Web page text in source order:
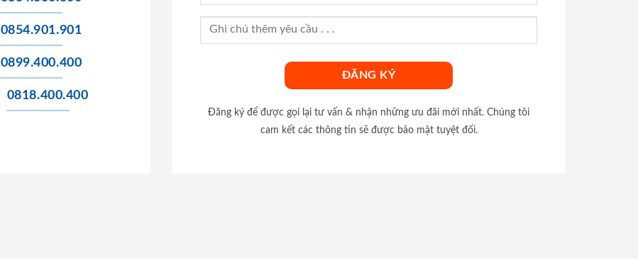
0854.901.901
0899.400.400
0818.400.400
Đăng ký để được gọi lại tư vấn & nhận những ưu đãi mới nhất. Chúng tôi
cam kết các thông tin sẽ được bảo mật tuyệt đối.